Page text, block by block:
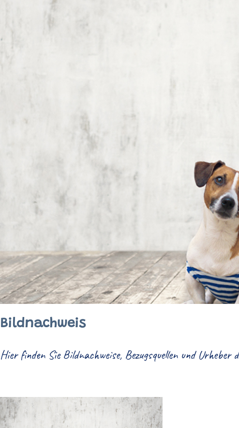
Bildnachweis
Hier finden Sie Bildnachweise, Bezugsquellen und